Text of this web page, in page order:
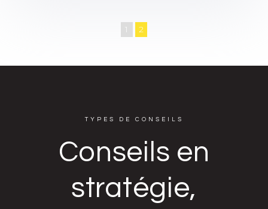
1 2
TYPES DE CONSEILS
Conseils en
stratégie,